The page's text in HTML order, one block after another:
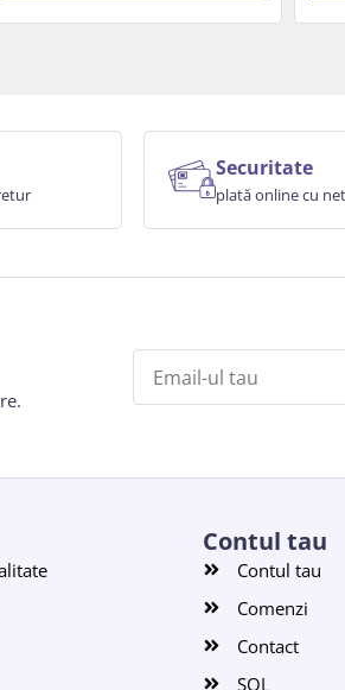
Securitate
plată online cu
Contul tau
Contul tau
Comenzi
Contact
SOL